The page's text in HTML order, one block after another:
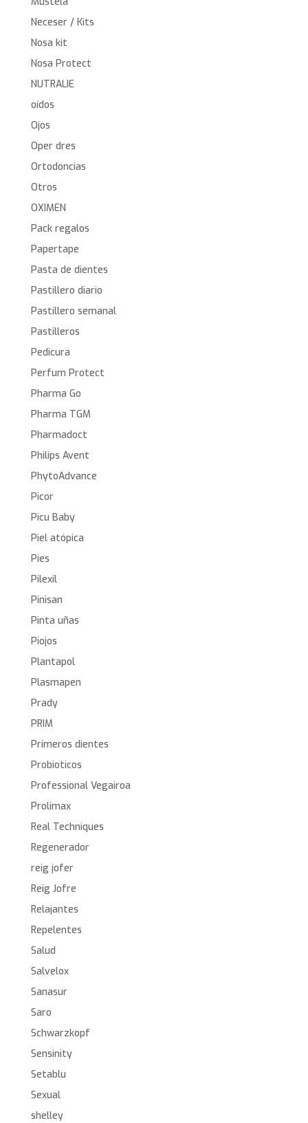
Neceser / Kits
Nosa kit
Nosa Protect
NUTRALIE
oídos
Ojos
Oper dres
Ortodoncias
Otros
OXIMEN
Pack regalos
Papertape
Pasta de dientes
Pastillero diario
Pastillero semanal
Pastilleros
Pedicura
Perfum Protect
Pharma Go
Pharma TGM
Pharmadoct
Philips Avent
PhytoAdvance
Picor
Picu Baby
Piel atópica
Pies
Pilexil
Pinisan
Pinta uñas
Piojos
Plantapol
Plasmapen
Prady
PRIM
Primeros dientes
Probioticos
Professional Vegairoa
Prolimax
Real Techniques
Regenerador
reig jofer
Reig Jofre
Relajantes
Repelentes
Salud
Salvelox
Sanasur
Saro
Schwarzkopf
Sensinity
Setablu
Sexual
shelley